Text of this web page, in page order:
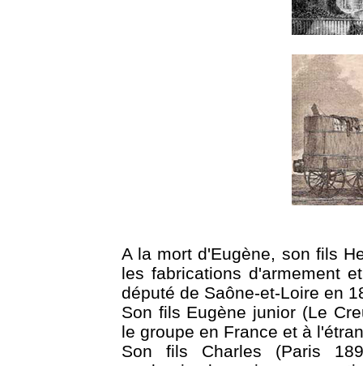
A la mort d'Eugène, son fils
les fabrications d'armement
député de Saône-et-Loire en
Son fils Eugène junior (Le
le groupe en France et à
Son fils Charles (Paris